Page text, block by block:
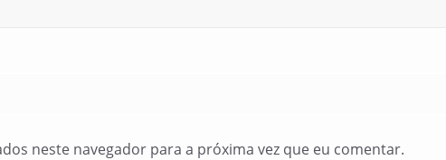
neste navegador para a próxima vez que eu comentar.